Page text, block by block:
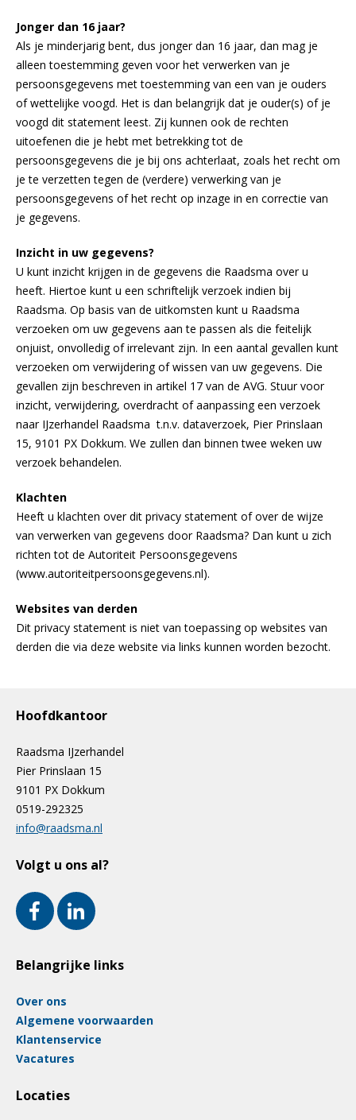
Jonger dan 16 jaar?
Als je minderjarig bent, dus jonger dan 16 jaar, dan mag je
alleen toestemming geven voor het verwerken van je
persoonsgegevens met toestemming van een van je ouders
of wettelijke voogd. Het is dan belangrijk dat je ouder(s) of je
voogd dit statement leest. Zij kunnen ook de rechten
uitoefenen die je hebt met betrekking tot de
persoonsgegevens die je bij ons achterlaat, zoals het recht om
je te verzetten tegen de (verdere) verwerking van je
persoonsgegevens of het recht op inzage in en correctie van
je gegevens.
Inzicht in uw gegevens?
U kunt inzicht krijgen in de gegevens die Raadsma over u
heeft. Hiertoe kunt u een schriftelijk verzoek indien bij
Raadsma. Op basis van de uitkomsten kunt u Raadsma
verzoeken om uw gegevens aan te passen als die feitelijk
onjuist, onvolledig of irrelevant zijn. In een aantal gevallen kunt
verzoeken om verwijdering of wissen van uw gegevens. Die
gevallen zijn beschreven in artikel 17 van de AVG. Stuur voor
inzicht, verwijdering, overdracht of aanpassing een verzoek
naar IJzerhandel Raadsma t.n.v. dataverzoek, Pier Prinslaan
15, 9101 PX Dokkum. We zullen dan binnen twee weken uw
verzoek behandelen.
Klachten
Heeft u klachten over dit privacy statement of over de wijze
van verwerken van gegevens door Raadsma? Dan kunt u zich
richten tot de Autoriteit Persoonsgegevens
(www.autoriteitpersoonsgegevens.nl).
Websites van derden
Dit privacy statement is niet van toepassing op websites van
derden die via deze website via links kunnen worden bezocht.
Hoofdkantoor
Raadsma IJzerhandel
Pier Prinslaan 15
9101 PX Dokkum
0519-292325
info@raadsma.nl
Volgt u ons al?
Belangrijke links
Over ons
Algemene voorwaarden
Klantenservice
Vacatures
Locaties